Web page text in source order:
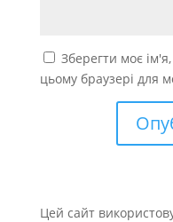
Зберегти моє
цьому браузері для
Цей сайт